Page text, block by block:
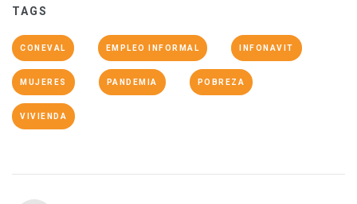
TAGS
CONEVAL EMPLEO INFORMAL INFONAVIT
MUJERES PANDEMIA POBREZA
VIVIENDA